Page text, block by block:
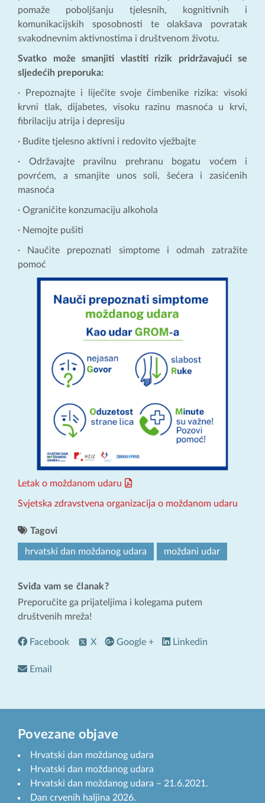
pomaže poboljšanju tjelesnih, kognitivnih i
komunikacijskih sposobnosti te olakšava povratak
svakodnevnim aktivnostima i društvenom životu.
Svatko može smanjiti vlastiti rizik pridržavajući se
sljedećih preporuka:
· Prepoznajte i liječite svoje čimbenike rizika: visoki
krvni tlak, dijabetes, visoku razinu masnoća u krvi,
fibrilaciju atrija i depresiju
· Budite tjelesno aktivni i redovito vježbajte
· Održavajte pravilnu prehranu bogatu voćem i
povrćem, a smanjite unos soli, šećera i zasićenih
masnoća
· Ograničite konzumaciju alkohola
· Nemojte pušiti
· Naučite prepoznati simptome i odmah zatražite
pomoć
Letak o moždanom udaru
Svjetska zdravstvena organizacija o moždanom udaru
Tagovi
hrvatski dan moždanog udara moždani udar
Sviđa vam se članak?
Preporučite ga prijateljima i kolegama putem
društvenih mreža!
Facebook X Google + Linkedin
Email
Povezane objave
Hrvatski dan moždanog udara
Hrvatski dan moždanog udara
Hrvatski dan moždanog udara – 21.6.2021.
Dan crvenih haljina 2026.